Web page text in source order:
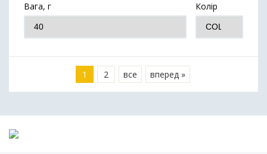
Вага, г Колір
1 2 все вперед »